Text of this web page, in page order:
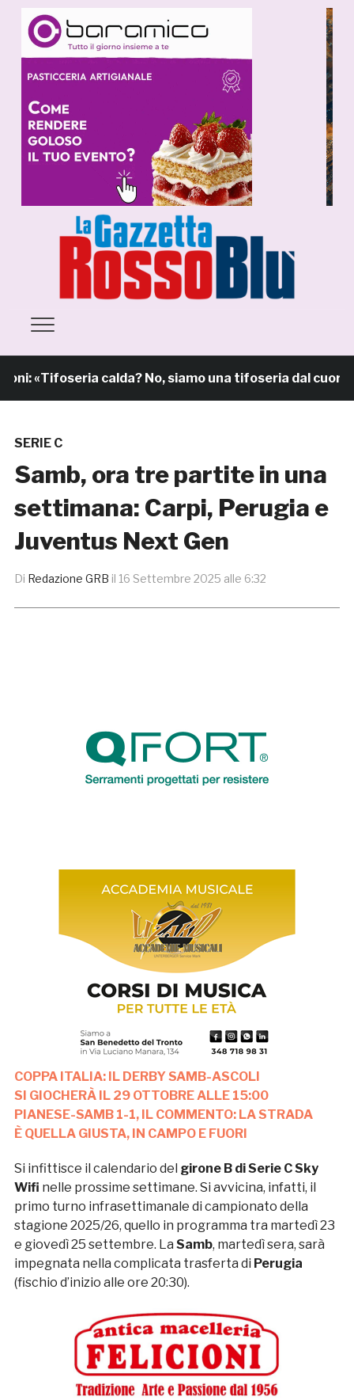
«Tifoseria calda? No, siamo una tifoseria dal cuore
SERIE C
Samb, ora tre partite in una
settimana: Carpi, Perugia e
Juventus Next Gen
Di Redazione GRB il 16 Settembre 2025 alle 6:32
COPPA ITALIA: IL DERBY SAMB-ASCOLI
SI GIOCHERÀ IL 29 OTTOBRE ALLE 15:00
PIANESE-SAMB 1-1, IL COMMENTO: LA STRADA
È QUELLA GIUSTA, IN CAMPO E FUORI
Si infittisce il calendario del girone B di Serie C Sky
Wifi nelle prossime settimane. Si avvicina, infatti, il
primo turno infrasettimanale di campionato della
stagione 2025/26, quello in programma tra martedì 23
e giovedì 25 settembre. La Samb, martedì sera, sarà
impegnata nella complicata trasferta di Perugia
(fischio d’inizio alle ore 20:30).